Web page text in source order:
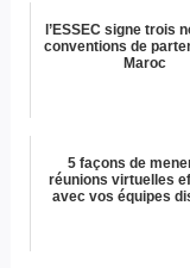
l’ESSEC signe trois
conventions de
Maroc
5 façons de
réunions virtuelles
avec vos équipes